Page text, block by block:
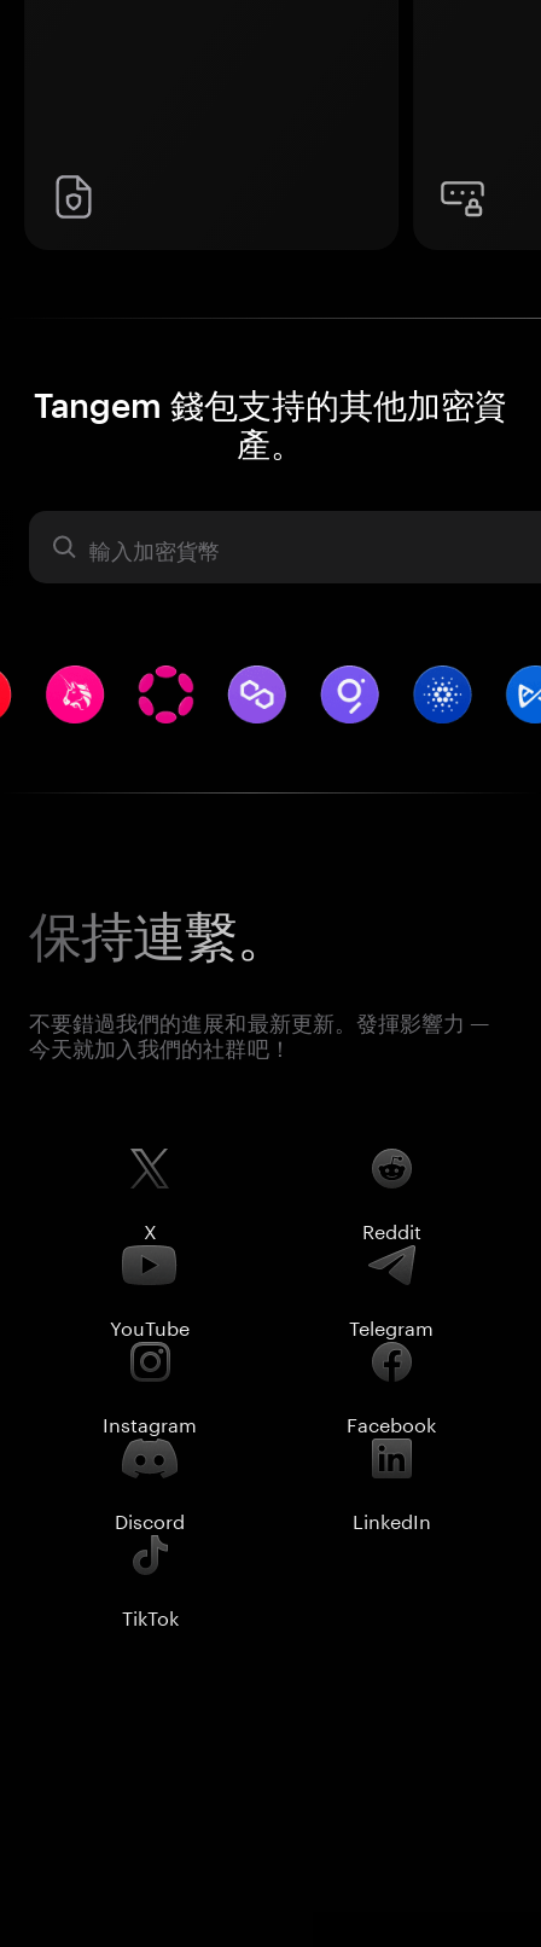
Tangem 錢包支持的其他加密資
產。
資產
保持連繫。
不要錯過我們的進展和最新更新。發揮影響力 —
今天就加入我們的社群吧！
X Reddit
YouTube Telegram
Instagram Facebook
Discord LinkedIn
TikTok